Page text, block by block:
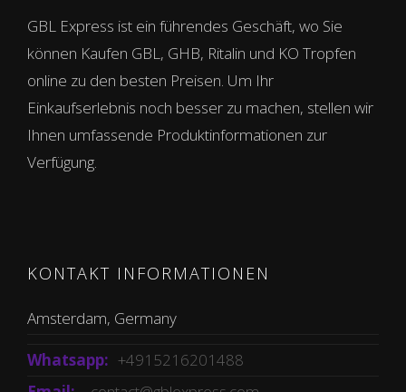
GBL Express ist ein führendes Geschäft, wo Sie
können Kaufen GBL, GHB, Ritalin und KO Tropfen
online zu den besten Preisen. Um Ihr
Einkaufserlebnis noch besser zu machen, stellen wir
Ihnen umfassende Produktinformationen zur
Verfügung.
KONTAKT INFORMATIONEN
Amsterdam, Germany
Whatsapp: +4915216201488